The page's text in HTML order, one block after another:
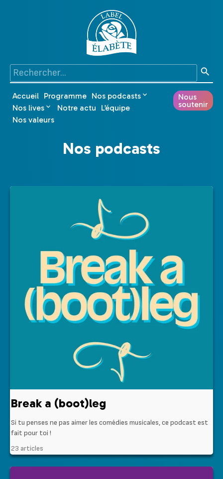
Accueil Programme Nos podcasts
Nos lives
Notre actu
L’équipe
Nos valeurs
Nous
soutenir
Nos podcasts
Break a (boot)leg
Si tu penses ne pas aimer les comédies musicales, ce podcast est
fait pour toi !
23 articles